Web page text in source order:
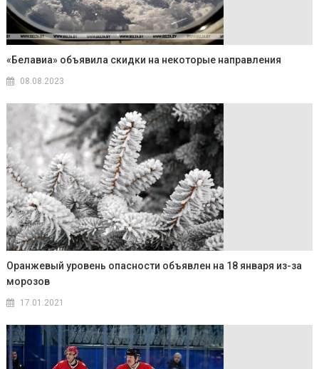
«Белавиа» объявила скидки на некоторые направления
08.08.2023
Оранжевый уровень опасности объявлен на 18 января из-за
морозов
17.01.2021